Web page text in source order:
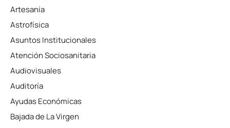
Artesanía
Astrofísica
Asuntos Institucionales
Atención Sociosanitaria
Audiovisuales
Auditoría
Ayudas Económicas
Bajada de La Virgen